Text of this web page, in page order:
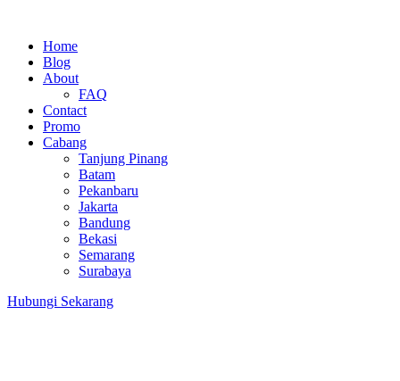
Home
Blog
About
FAQ
Contact
Promo
Cabang
Tanjung Pinang
Batam
Pekanbaru
Jakarta
Bandung
Bekasi
Semarang
Surabaya
Hubungi Sekarang